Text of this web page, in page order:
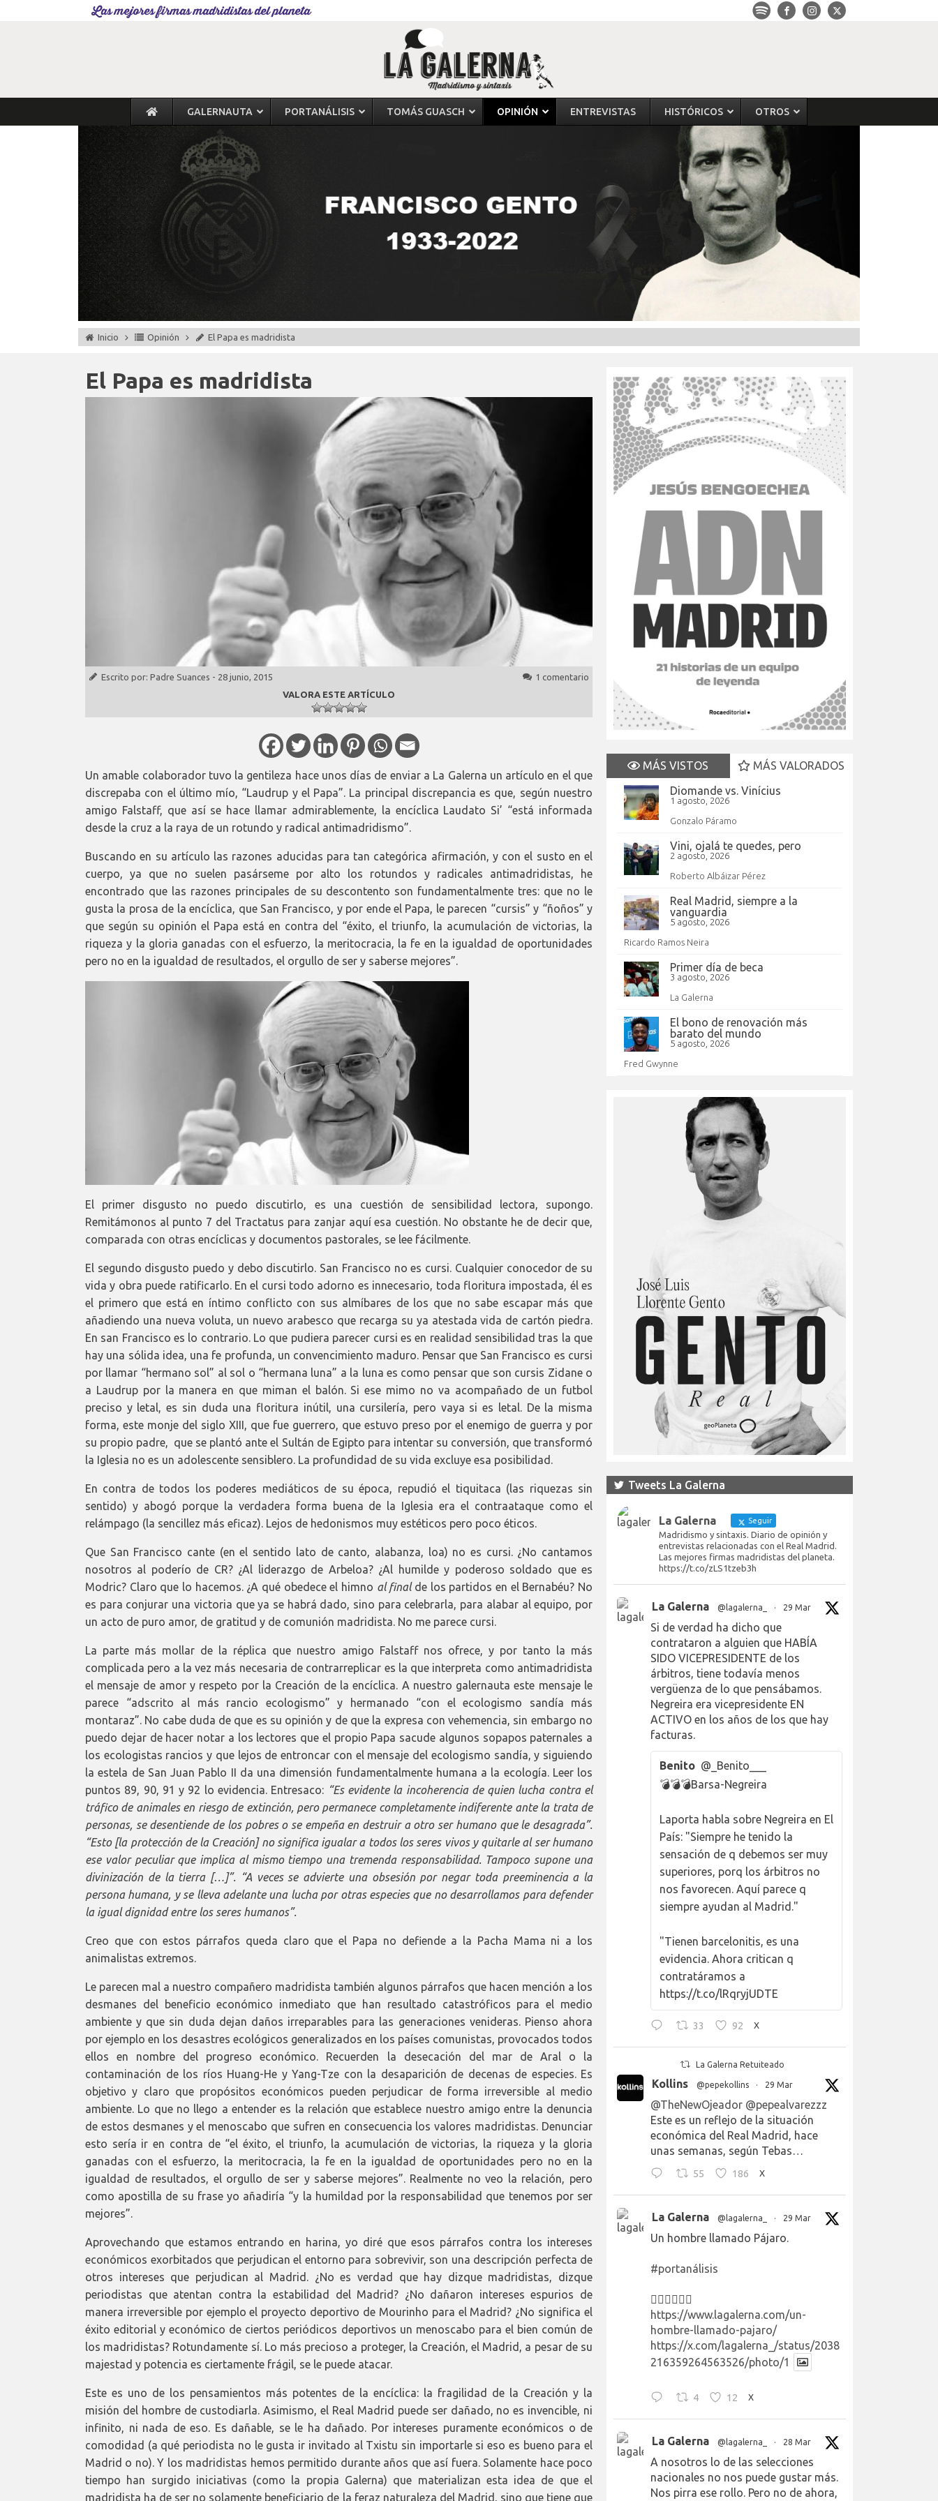
Las mejores firmas madridistas del planeta
GALERNAUTA PORTANÁLISIS TOMÁS GUASCH OPINIÓN ENTREVISTAS HISTÓRICOS OTROS
Inicio Opinión El Papa es madridista
El Papa es madridista
Escrito por: Padre Suances - 28 junio, 2015
1 comentario
VALORA ESTE ARTÍCULO
Un amable colaborador tuvo la gentileza hace unos días de enviar a La Galerna un artículo en el que
discrepaba con el último mío, “Laudrup y el Papa”. La principal discrepancia es que, según nuestro
amigo Falstaff, que así se hace llamar admirablemente, la encíclica Laudato Si’ “está informada
desde la cruz a la raya de un rotundo y radical antimadridismo”.
Buscando en su artículo las razones aducidas para tan categórica afirmación, y con el susto en el
cuerpo, ya que no suelen pasárseme por alto los rotundos y radicales antimadridistas, he
encontrado que las razones principales de su descontento son fundamentalmente tres: que no le
gusta la prosa de la encíclica, que San Francisco, y por ende el Papa, le parecen “cursis” y “ñoños” y
que según su opinión el Papa está en contra del “éxito, el triunfo, la acumulación de victorias, la
riqueza y la gloria ganadas con el esfuerzo, la meritocracia, la fe en la igualdad de oportunidades
pero no en la igualdad de resultados, el orgullo de ser y saberse mejores”.
El primer disgusto no puedo discutirlo, es una cuestión de sensibilidad lectora, supongo.
Remitámonos al punto 7 del Tractatus para zanjar aquí esa cuestión. No obstante he de decir que,
comparada con otras encíclicas y documentos pastorales, se lee fácilmente.
El segundo disgusto puedo y debo discutirlo. San Francisco no es cursi. Cualquier conocedor de su
vida y obra puede ratificarlo. En el cursi todo adorno es innecesario, toda floritura impostada, él es
el primero que está en íntimo conflicto con sus almíbares de los que no sabe escapar más que
añadiendo una nueva voluta, un nuevo arabesco que recarga su ya atestada vida de cartón piedra.
En san Francisco es lo contrario. Lo que pudiera parecer cursi es en realidad sensibilidad tras la que
hay una sólida idea, una fe profunda, un convencimiento maduro. Pensar que San Francisco es cursi
por llamar “hermano sol” al sol o “hermana luna” a la luna es como pensar que son cursis Zidane o
a Laudrup por la manera en que miman el balón. Si ese mimo no va acompañado de un futbol
preciso y letal, es sin duda una floritura inútil, una cursilería, pero vaya si es letal. De la misma
forma, este monje del siglo XIII, que fue guerrero, que estuvo preso por el enemigo de guerra y por
su propio padre, que se plantó ante el Sultán de Egipto para intentar su conversión, que transformó
la Iglesia no es un adolescente sensiblero. La profundidad de su vida excluye esa posibilidad.
En contra de todos los poderes mediáticos de su época, repudió el tiquitaca (las riquezas sin
sentido) y abogó porque la verdadera forma buena de la Iglesia era el contraataque como el
relámpago (la sencillez más eficaz). Lejos de hedonismos muy estéticos pero poco éticos.
Que San Francisco cante (en el sentido lato de canto, alabanza, loa) no es cursi. ¿No cantamos
nosotros al poderío de CR? ¿Al liderazgo de Arbeloa? ¿Al humilde y poderoso soldado que es
Modric? Claro que lo hacemos. ¿A qué obedece el himno al finalde los partidos en el Bernabéu? No
es para conjurar una victoria que ya se habrá dado, sino para celebrarla, para alabar al equipo, por
un acto de puro amor, de gratitud y de comunión madridista. No me parece cursi.
La parte más mollar de la réplica que nuestro amigo Falstaff nos ofrece, y por tanto la más
complicada pero a la vez más necesaria de contrarreplicar es la que interpreta como antimadridista
el mensaje de amor y respeto por la Creación de la encíclica. A nuestro galernauta este mensaje le
parece “adscrito al más rancio ecologismo” y hermanado “con el ecologismo sandía más
montaraz”. No cabe duda de que es su opinión y de que la expresa con vehemencia, sin embargo no
puedo dejar de hacer notar a los lectores que el propio Papa sacude algunos sopapos paternales a
los ecologistas rancios y que lejos de entroncar con el mensaje del ecologismo sandía, y siguiendo
la estela de San Juan Pablo II da una dimensión fundamentalmente humana a la ecología. Leer los
puntos 89, 90, 91 y 92 lo evidencia. Entresaco: “Es evidente la incoherencia de quien lucha contra el
tráfico de animales en riesgo de extinción, pero permanece completamente indiferente ante la trata de
personas, se desentiende de los pobres o se empeña en destruir a otro ser humano que le desagrada”.
“Esto [la protección de la Creación] no significa igualar a todos los seres vivos y quitarle al ser humano
ese valor peculiar que implica al mismo tiempo una tremenda responsabilidad. Tampoco supone una
divinización de la tierra […]”. “A veces se advierte una obsesión por negar toda preeminencia a la
persona humana, y se lleva adelante una lucha por otras especies que no desarrollamos para defender
la igual dignidad entre los seres humanos”.
Creo que con estos párrafos queda claro que el Papa no defiende a la Pacha Mama ni a los
animalistas extremos.
Le parecen mal a nuestro compañero madridista también algunos párrafos que hacen mención a los
desmanes del beneficio económico inmediato que han resultado catastróficos para el medio
ambiente y que sin duda dejan daños irreparables para las generaciones venideras. Pienso ahora
por ejemplo en los desastres ecológicos generalizados en los países comunistas, provocados todos
ellos en nombre del progreso económico. Recuerden la desecación del mar de Aral o la
contaminación de los ríos Huang-He y Yang-Tze con la desaparición de decenas de especies. Es
objetivo y claro que propósitos económicos pueden perjudicar de forma irreversible al medio
ambiente. Lo que no llego a entender es la relación que establece nuestro amigo entre la denuncia
de estos desmanes y el menoscabo que sufren en consecuencia los valores madridistas. Denunciar
esto sería ir en contra de “el éxito, el triunfo, la acumulación de victorias, la riqueza y la gloria
ganadas con el esfuerzo, la meritocracia, la fe en la igualdad de oportunidades pero no en la
igualdad de resultados, el orgullo de ser y saberse mejores”. Realmente no veo la relación, pero
como apostilla de su frase yo añadiría “y la humildad por la responsabilidad que tenemos por ser
mejores”.
Aprovechando que estamos entrando en harina, yo diré que esos párrafos contra los intereses
económicos exorbitados que perjudican el entorno para sobrevivir, son una descripción perfecta de
otros intereses que perjudican al Madrid. ¿No es verdad que hay dizque madridistas, dizque
periodistas que atentan contra la estabilidad del Madrid? ¿No dañaron intereses espurios de
manera irreversible por ejemplo el proyecto deportivo de Mourinho para el Madrid? ¿No significa el
éxito editorial y económico de ciertos periódicos deportivos un menoscabo para el bien común de
los madridistas? Rotundamente sí. Lo más precioso a proteger, la Creación, el Madrid, a pesar de su
majestad y potencia es ciertamente frágil, se le puede atacar.
Este es uno de los pensamientos más potentes de la encíclica: la fragilidad de la Creación y la
misión del hombre de custodiarla. Asimismo, el Real Madrid puede ser dañado, no es invencible, ni
infinito, ni nada de eso. Es dañable, se le ha dañado. Por intereses puramente económicos o de
comodidad (a qué periodista no le gusta ir invitado al Txistu sin importarle si eso es bueno para el
Madrid o no). Y los madridistas hemos permitido durante años que así fuera. Solamente hace poco
tiempo han surgido iniciativas (como la propia Galerna) que materializan esta idea de que el
madridista ha de ser no solamente beneficiario de la feraz naturaleza del Madrid, sino que tiene que
MÁS VISTOS
MÁS VALORADOS
Diomande vs. Vinícius
1 agosto, 2026
Gonzalo Páramo
Vini, ojalá te quedes, pero
2 agosto, 2026
Roberto Albáizar Pérez
Real Madrid, siempre a la
vanguardia
5 agosto, 2026
Ricardo Ramos Neira
Primer día de beca
3 agosto, 2026
La Galerna
El bono de renovación más
barato del mundo
5 agosto, 2026
Fred Gwynne
Tweets La Galerna
La Galerna Seguir
Madridismo y sintaxis. Diario de opinión y
entrevistas relacionadas con el Real Madrid.
Las mejores firmas madridistas del planeta.
https://t.co/zLS1tzeb3h
La Galerna @lagalerna_ · 29 Mar
Si de verdad ha dicho que
contrataron a alguien que HABÍA
SIDO VICEPRESIDENTE de los
árbitros, tiene todavía menos
vergüenza de lo que pensábamos.
Negreira era vicepresidente EN
ACTIVO en los años de los que hay
facturas.
Benito @_Benito___
💣💣💣Barsa-Negreira
Laporta habla sobre Negreira en El
País: "Siempre he tenido la
sensación de q debemos ser muy
superiores, porq los árbitros no
nos favorecen. Aquí parece q
siempre ayudan al Madrid."
"Tienen barcelonitis, es una
evidencia. Ahora critican q
contratáramos a
https://t.co/lRqryjUDTE
33 92 X
La Galerna Retuiteado
Kollins @pepekollins · 29 Mar
@TheNewOjeador @pepealvarezzz
Este es un reflejo de la situación
económica del Real Madrid, hace
unas semanas, según Tebas…
55 186 X
La Galerna @lagalerna_ · 29 Mar
Un hombre llamado Pájaro.
#portanálisis
👉🏻👉🏻👉🏻
https://www.lagalerna.com/un-
hombre-llamado-pajaro/
https://x.com/lagalerna_/status/2038
216359264563526/photo/1
4 12 X
La Galerna @lagalerna_ · 28 Mar
A nosotros lo de las selecciones
nacionales no nos puede gustar más.
Nos pirra ese rollo. Pero no de ahora,